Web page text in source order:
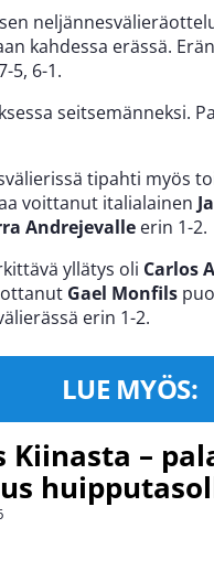
kahdessa erässä.
5, 6-1.
seitsemänneksi.
tipahti myös
voittanut italialainen
Andrejevalle erin 1-2.
yllätys oli Carlos
Gael Monfils
erin 1-2.
LUE MYÖS:
–